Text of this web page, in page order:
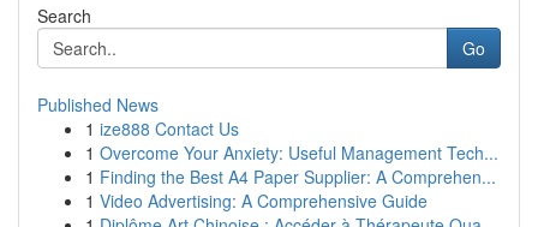
Search
Go
Published News
1 ize888 Contact Us
1 Overcome Your Anxiety: Useful Management Tech...
1 Finding the Best A4 Paper Supplier: A Comprehen...
1 Video Advertising: A Comprehensive Guide